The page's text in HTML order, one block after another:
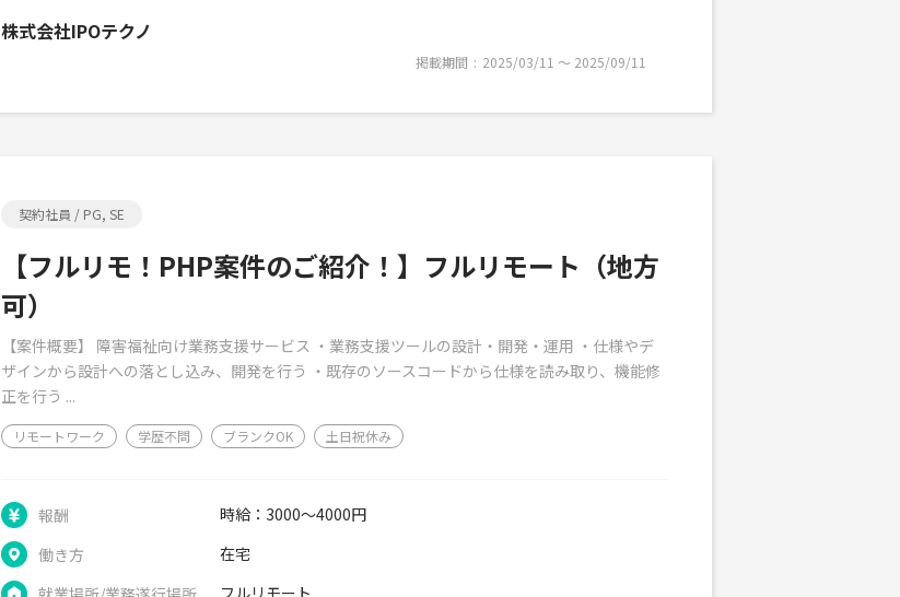
株式会社IPOテクノ
掲載期間 2025/03/11 〜 2025/09/11
契約社員 / PG, SE
【フルリモ！PHP案件のご紹介！】フルリモート（地方
可）
【案件概要】 障害福祉向け業務支援サービス ・業務支援ツールの設計・開発・運用 ・仕様やデ
ザインから設計への落とし込み、開発を行う ・既存のソースコードから仕様を読み取り、機能修
正を行う ...
リモートワーク 学歴不問 ブランクOK 土日祝休み
報酬
時給：3000～4000円
働き方
在宅
フルリモート